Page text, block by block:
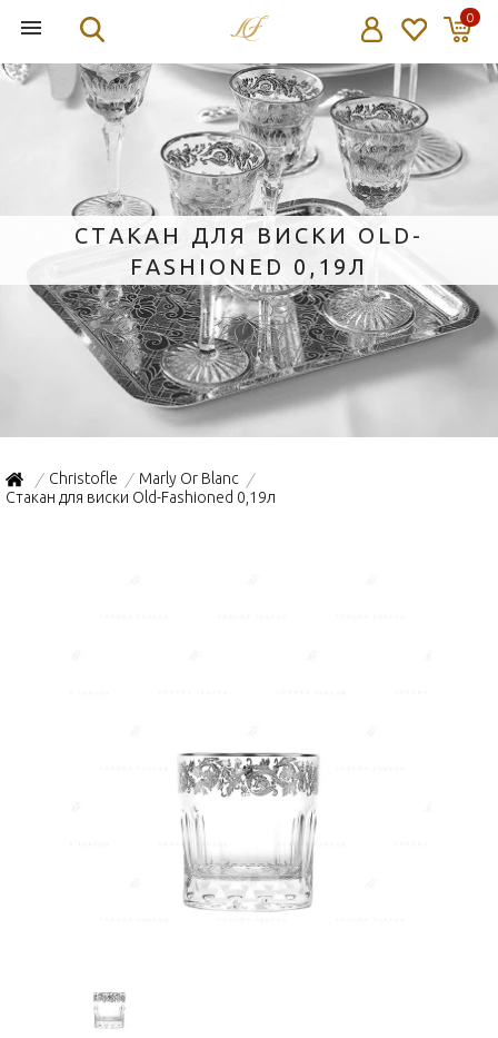
0
СТАКАН ДЛЯ ВИСКИ OLD-
FASHIONED 0,19Л
/ Christofle / Marly Or Blanc /
Стакан для виски Old-Fashioned 0,19л